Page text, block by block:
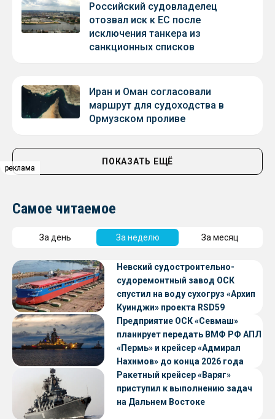
реклама
реклама
реклама
Российский судовладелец
отозвал иск к ЕС после
исключения танкера из
санкционных списков
Иран и Оман согласовали
маршрут для судоходства в
Ормузском проливе
ПОКАЗАТЬ ЕЩЁ
Самое читаемое
За день За неделю За месяц
Невский судостроительно-
судоремонтный завод ОСК
спустил на воду сухогруз «Архип
Куинджи» проекта RSD59
Предприятие ОСК «Севмаш»
планирует передать ВМФ РФ АПЛ
«Пермь» и крейсер «Адмирал
Нахимов» до конца 2026 года
Ракетный крейсер «Варяг»
приступил к выполнению задач
на Дальнем Востоке